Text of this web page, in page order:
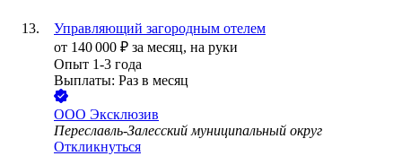
Управляющий загородным отелем
от 140 000 ₽ за месяц, на руки
Опыт 1-3 года
Выплаты: Раз в месяц
ООО Эксклюзив
Переславль-Залесский муниципальный округ
Откликнуться